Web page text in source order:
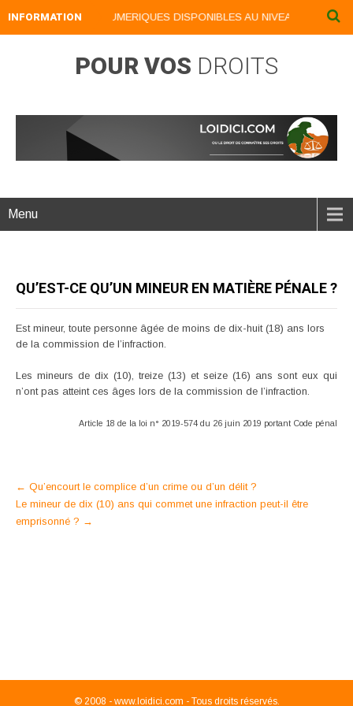
INFORMATION
NOS LIVRES NUMERIQUES DISPONIBLES AU NIVEAU DU
POUR VOS DROITS
Menu
QU’EST-CE QU’UN MINEUR EN MATIÈRE PÉNALE ?
Est mineur, toute personne âgée de moins de dix-huit (18) ans lors
de la commission de l’infraction.
Les mineurs de dix (10), treize (13) et seize (16) ans sont eux qui
n’ont pas atteint ces âges lors de la commission de l’infraction.
Article 18 de la loi n° 2019-574 du 26 juin 2019 portant Code pénal
Post
navigation
← Qu’encourt le complice d’un crime ou d’un délit ?
Le mineur de dix (10) ans qui commet une infraction peut-il être
emprisonné ? →
© 2008 - www.loidici.com - Tous droits réservés.